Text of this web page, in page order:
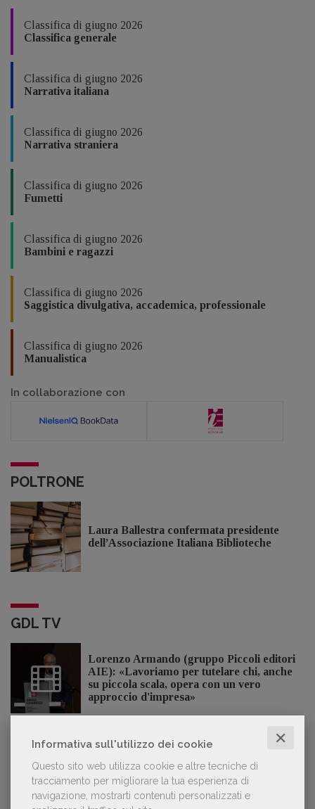
Informativa sull'utilizzo dei cookie ✕
Questo sito web utilizza cookie e altre tecniche di
tracciamento per migliorare la tua esperienza di
navigazione, mostrarti contenuti personalizzati e
Classifica di giugno 2026
Classifica generale
Classifica di giugno 2026
Narrativa italiana
Classifica di giugno 2026
Narrativa straniera
Classifica di giugno 2026
Fumetti
Classifica di giugno 2026
Bambini e ragazzi
Classifica di giugno 2026
Saggistica divulgativa, accademica, professionale
Classifica di giugno 2026
Manualistica
In collaborazione con
POLTRONE
Laura Ballestra confermata presidente
dell’Associazione Italiana Biblioteche
GDL TV
Lorenzo Armando (gruppo Piccoli editori
AIE): «Lavoriamo per tutelare chi, anche
su piccola scala, opera con un vero
approccio d'impresa»
OFFERTE DI LAVORO